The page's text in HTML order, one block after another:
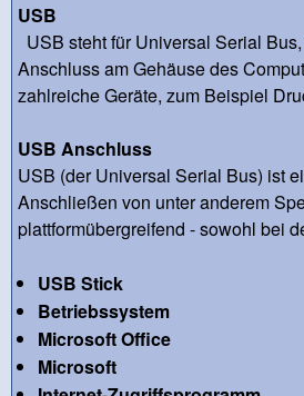
USB
USB steht für Universal Serial
Anschluss am Gehäuse des
zahlreiche Geräte, zum Beispiel
USB Anschluss
USB (der Universal Serial Bus) ist
Anschließen von unter anderem
plattformübergreifend - sowohl bei
USB Stick
Betriebssystem
Microsoft Office
Microsoft